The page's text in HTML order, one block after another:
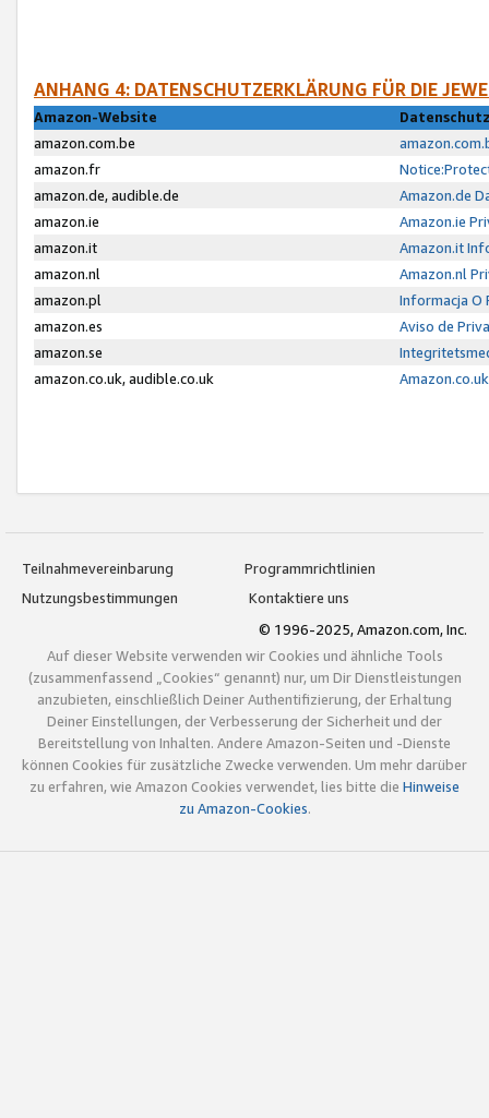
ANHANG 4: DATENSCHUTZERKLÄRUNG FÜR DIE
Amazon-Website
amazon.com.be
amazon.fr
amazon.de, audible.de
Amazon.de
amazon.ie
Amazon.ie
amazon.it
Amazon.it
amazon.nl
Amazon.nl
amazon.pl
Informacja O
amazon.es
Aviso de
amazon.se
amazon.co.uk, audible.co.uk
Teilnahmevereinbarung
Programmrichtlinien
Nutzungsbestimmungen
Kontaktiere uns
© 1996-2025, Amazon.com, Inc.
Auf dieser Website verwenden wir Cookies und ähnliche Tools
(zusammenfassend „Cookies“ genannt) nur, um Dir Dienstleistungen
anzubieten, einschließlich Deiner Authentifizierung, der Erhaltung
Deiner Einstellungen, der Verbesserung der Sicherheit und der
Bereitstellung von Inhalten. Andere Amazon-Seiten und -Dienste
können Cookies für zusätzliche Zwecke verwenden. Um mehr darüber
zu erfahren, wie Amazon Cookies verwendet, lies bitte die Hinweise
zu Amazon-Cookies.